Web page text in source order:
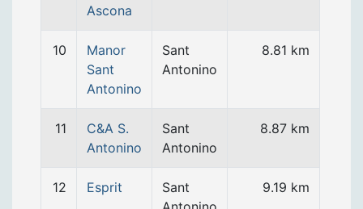
Ascona
10
Manor
Sant
Antonino
Sant
Antonino
8.81 km
11
C&A S.
Antonino
Sant
Antonino
8.87 km
12 Esprit
Sant
9.19 km